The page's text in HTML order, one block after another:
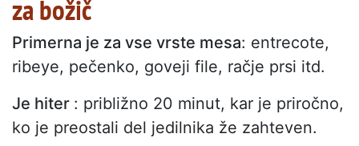
za božič
Primerna je za vse vrste mesa: entrecote,
ribeye, pečenko, goveji file, račje prsi itd.
Je hiter : približno 20 minut, kar je priročno,
ko je preostali del jedilnika že zahteven.